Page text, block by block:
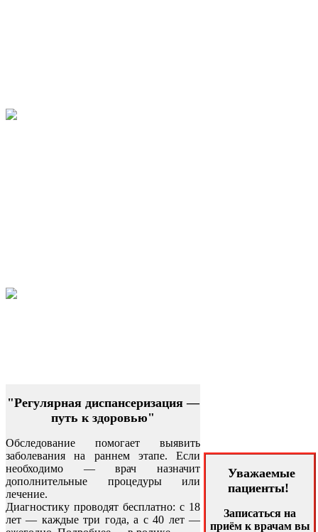
"Регулярная диспансеризация —
путь к здоровью"
Обследование помогает выявить
заболевания на раннем этапе. Если
необходимо — врач назначит
дополнительные процедуры или
лечение.
Диагностику проводят бесплатно: с 18
лет — каждые три года, а с 40 лет —
Уважаемые
пациенты!
Записаться на
приём к врачам вы